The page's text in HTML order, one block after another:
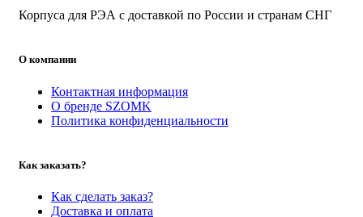
Корпуса для РЭА с доставкой по России и странам СНГ
О компании
Контактная информация
О бренде SZOMK
Политика конфиденциальности
Как заказать?
Как сделать заказ?
Доставка и оплата